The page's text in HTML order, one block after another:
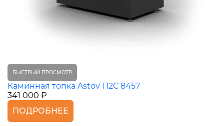
БЫСТРЫЙ ПРОСМОТР
Каминная топка Astov П2С 8457
341 000 ₽
ПОДРОБНЕЕ